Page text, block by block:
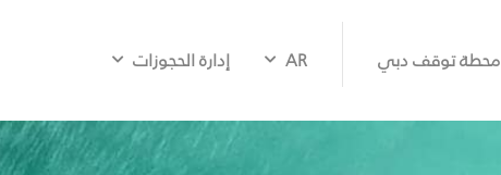
محطة توقف دبي AR إدارة الحجوزات